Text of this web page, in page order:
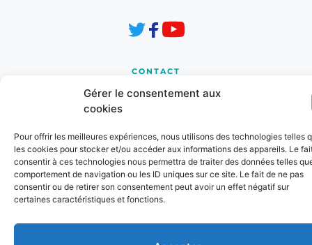
Gérer le consentement aux
cookies
Pour offrir les meilleures expériences, nous utilisons des technologies telles
les cookies pour stocker et/ou accéder aux informations des appareils. Le
consentir à ces technologies nous permettra de traiter des données telles
comportement de navigation ou les ID uniques sur ce site. Le fait de ne pas
consentir ou de retirer son consentement peut avoir un effet négatif sur
certaines caractéristiques et fonctions.
CONTACT
8 Les Horizons 1
Chemin de la Cressonnière
cd.38@ufolep.org
04 76 91 31 37
INFORMATIONS